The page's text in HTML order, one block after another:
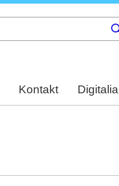
Kontakt Digitalia